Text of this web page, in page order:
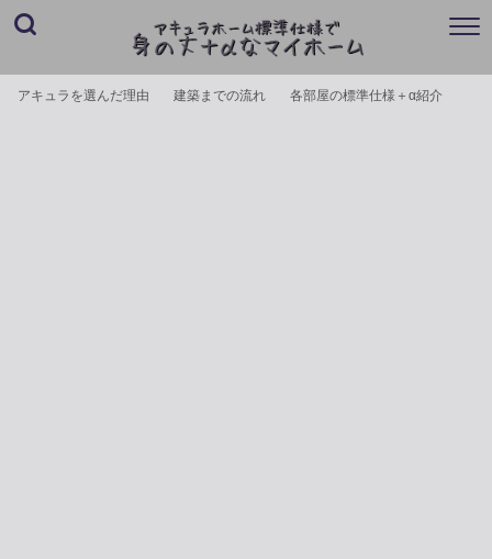
アキュラを選んだ理由 建築までの流れ 各部屋の標準仕様＋α紹介